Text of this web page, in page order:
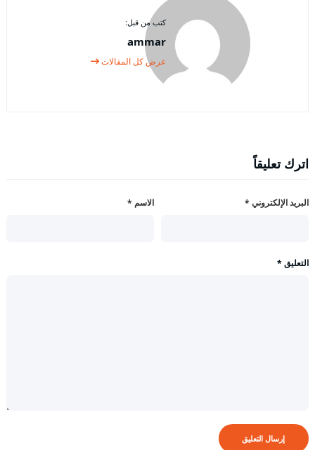
كتب من قبل:
ammar
عرض كل المقالات
اترك تعليقاً
الاسم * البريد الإلكتروني *
التعليق *